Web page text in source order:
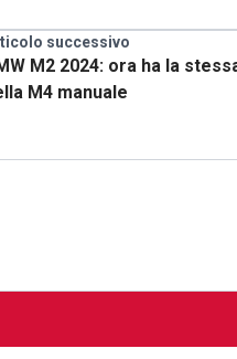
successivo
M2 2024: ora ha la
M4 manuale